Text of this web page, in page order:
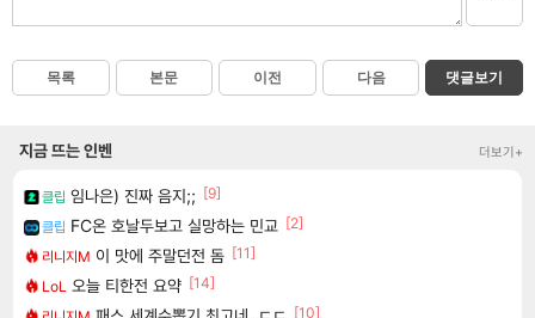
목록 본문 이전 다음 댓글보기
지금 뜨는 인벤 더보기+
클립 임나은) 진짜 음지;; [9]
클립 FC온 호날두보고 실망하는 민교 [2]
리니지M 이 맛에 주말던전 돔 [11]
LoL 오늘 티한전 요약 [14]
[10]